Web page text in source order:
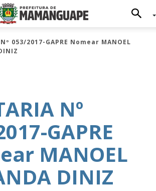
Nº 053/2017-GAPRE Nomear MANOEL
Nº
GAPRE
MANOEL
DINIZ